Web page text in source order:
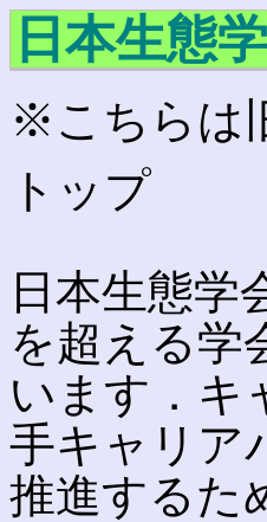
日本生態
※こちらは
トップ
日本生態学
を超える学
います．キ
手キャリア
推進するた